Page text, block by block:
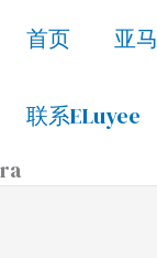
首页 亚
联系ELuyee